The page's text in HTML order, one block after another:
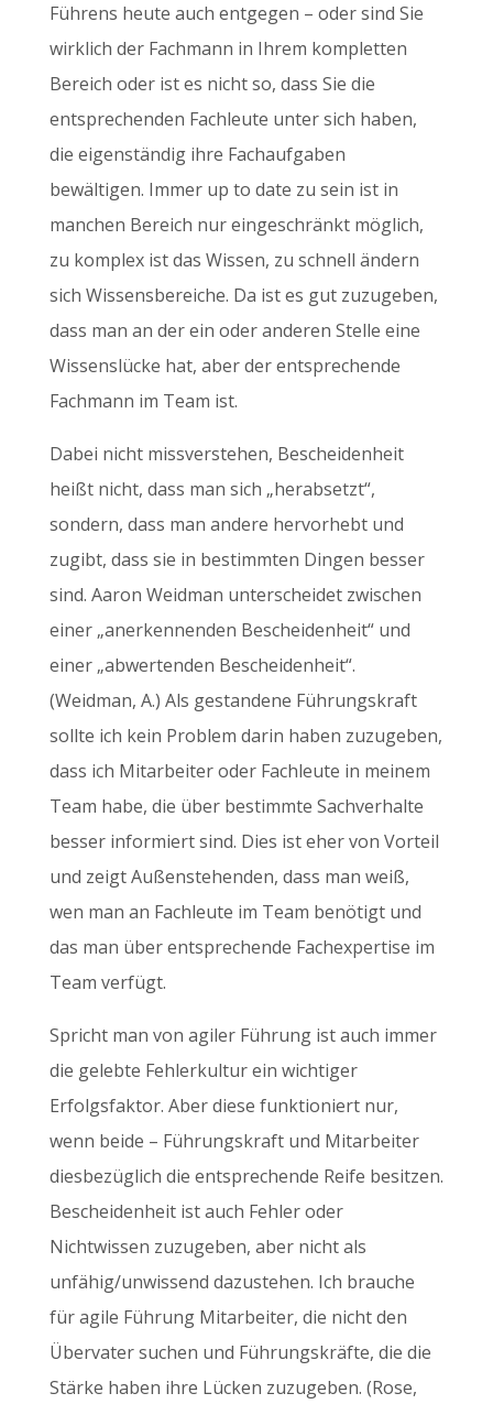
Führens heute auch entgegen – oder sind Sie
wirklich der Fachmann in Ihrem kompletten
Bereich oder ist es nicht so, dass Sie die
entsprechenden Fachleute unter sich haben,
die eigenständig ihre Fachaufgaben
bewältigen. Immer up to date zu sein ist in
manchen Bereich nur eingeschränkt möglich,
zu komplex ist das Wissen, zu schnell ändern
sich Wissensbereiche. Da ist es gut zuzugeben,
dass man an der ein oder anderen Stelle eine
Wissenslücke hat, aber der entsprechende
Fachmann im Team ist.
Dabei nicht missverstehen, Bescheidenheit
heißt nicht, dass man sich „herabsetzt“,
sondern, dass man andere hervorhebt und
zugibt, dass sie in bestimmten Dingen besser
sind. Aaron Weidman unterscheidet zwischen
einer „anerkennenden Bescheidenheit“ und
einer „abwertenden Bescheidenheit“.
(Weidman, A.) Als gestandene Führungskraft
sollte ich kein Problem darin haben zuzugeben,
dass ich Mitarbeiter oder Fachleute in meinem
Team habe, die über bestimmte Sachverhalte
besser informiert sind. Dies ist eher von Vorteil
und zeigt Außenstehenden, dass man weiß,
wen man an Fachleute im Team benötigt und
das man über entsprechende Fachexpertise im
Team verfügt.
Spricht man von agiler Führung ist auch immer
die gelebte Fehlerkultur ein wichtiger
Erfolgsfaktor. Aber diese funktioniert nur,
wenn beide – Führungskraft und Mitarbeiter
diesbezüglich die entsprechende Reife besitzen.
Bescheidenheit ist auch Fehler oder
Nichtwissen zuzugeben, aber nicht als
unfähig/unwissend dazustehen. Ich brauche
für agile Führung Mitarbeiter, die nicht den
Übervater suchen und Führungskräfte, die die
Stärke haben ihre Lücken zuzugeben. (Rose,